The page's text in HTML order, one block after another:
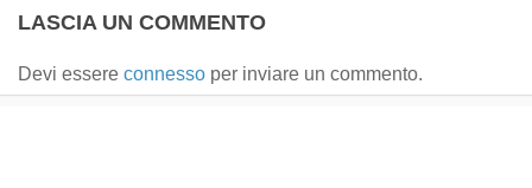
LASCIA UN COMMENTO
Devi essere connesso per inviare un commento.